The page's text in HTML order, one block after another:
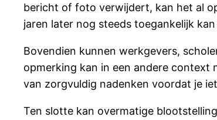
bericht of foto verwijdert, kan het al
jaren later nog steeds toegankelijk
Bovendien kunnen werkgevers,
opmerking kan in een andere
van zorgvuldig nadenken voordat je
Ten slotte kan overmatige